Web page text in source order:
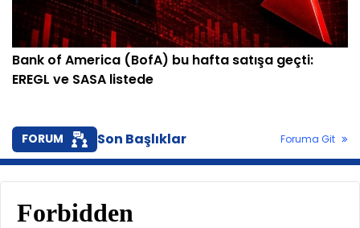
Bank of America (BofA) bu hafta satışa geçti:
EREGL ve SASA listede
FORUM Son Başlıklar Foruma Git